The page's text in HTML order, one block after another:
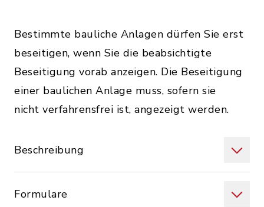
Bestimmte bauliche Anlagen dürfen Sie erst
beseitigen, wenn Sie die beabsichtigte
Beseitigung vorab anzeigen. Die Beseitigung
einer baulichen Anlage muss, sofern sie
nicht verfahrensfrei ist, angezeigt werden.
Beschreibung
Formulare